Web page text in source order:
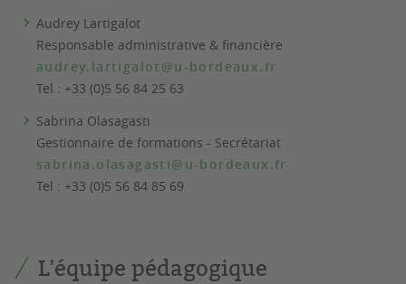
Audrey Lartigalot
Responsable administrative & financière
audrey.lartigalot@u-bordeaux.fr
Tel : +33 (0)5 56 84 25 63
Sabrina Olasagasti
Gestionnaire de formations - Secrétariat
sabrina.olasagasti@u-bordeaux.fr
Tel : +33 (0)5 56 84 85 69
L'équipe pédagogique